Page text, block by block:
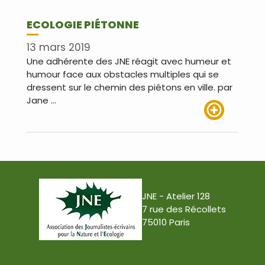
ECOLOGIE PIÉTONNE
13 mars 2019
Une adhérente des JNE réagit avec humeur et
humour face aux obstacles multiples qui se
dressent sur le chemin des piétons en ville. par
Jane …
JNE - Atelier 128
7 rue des Récollets
75010 Paris